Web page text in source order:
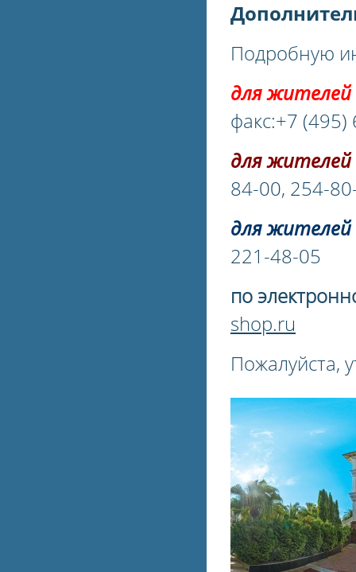
Подробную
для
факс:+7
для
84-00, 254-
для жителей
221-48-05
по
shop.ru
Пожалуйста,